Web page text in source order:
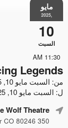
مايو
,2025
10
السبت
11:30 AM
Legends
من: السبت مايو 10, 2025 - 11:30 AM
ل: السبت مايو 10, 2025 - 12:30 PM
Wolf Theatre
350 S Dahlia St Denver CO 80246